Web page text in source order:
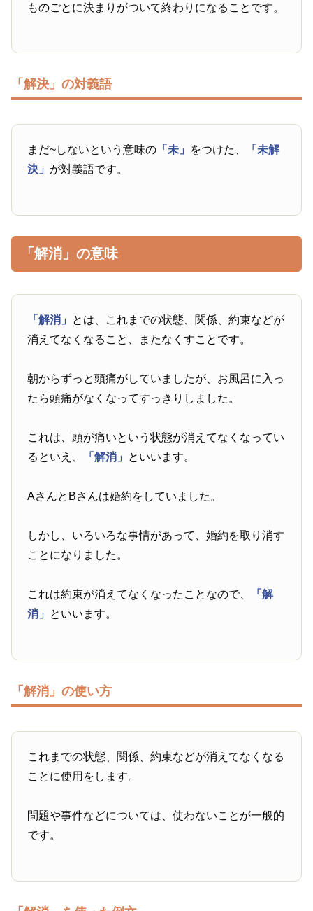
ものごとに決まりがついて終わりになることです。
「解決」の対義語
まだ~しないという意味の 「未」 をつけた、
「未解
決」 が対義語です。
「解消」の意味
「解消」 とは、これまでの状態、関係、約束などが
消えてなくなること、またなくすことです。
朝からずっと頭痛がしていましたが、お風呂に入っ
たら頭痛がなくなってすっきりしました。
これは、頭が痛いという状態が消えてなくなってい
るといえ、
「解消」 といいます。
AさんとBさんは婚約をしていました。
しかし、いろいろな事情があって、婚約を取り消す
ことになりました。
これは約束が消えてなくなったことなので、
「解
消」 といいます。
「解消」の使い方
これまでの状態、関係、約束などが消えてなくなる
ことに使用をします。
問題や事件などについては、使わないことが一般的
です。